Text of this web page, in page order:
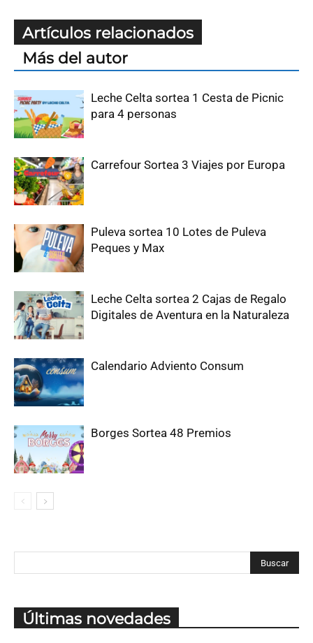
Artículos relacionados
Más del autor
Leche Celta sortea 1 Cesta de Picnic
para 4 personas
Carrefour Sortea 3 Viajes por Europa
Puleva sortea 10 Lotes de Puleva
Peques y Max
Leche Celta sortea 2 Cajas de Regalo
Digitales de Aventura en la Naturaleza
Calendario Adviento Consum
Borges Sortea 48 Premios
Últimas novedades